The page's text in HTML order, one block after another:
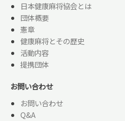
日本健康麻将協会とは
団体概要
憲章
健康麻将とその歴史
活動内容
提携団体
お問い合わせ
お問い合わせ
Q&A